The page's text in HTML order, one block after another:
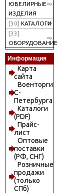
ЮВЕЛИРНЫЕ
ИЗДЕЛИЯ
[30] КАТАЛОГИ
[33]
ОБОРУДОВАНИЕ
Информация
Карта
сайта
Военторги
С-
Петербурга
Каталоги
(PDF)
Прайс-
лист
Оптовые
поставки
(РФ, СНГ)
Розничные
продажи
(только
СПб)